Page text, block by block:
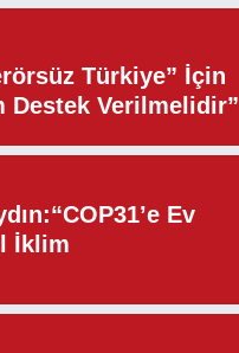
Türkiye” İçin
Destek Verilmelidir”
Ev
İklim